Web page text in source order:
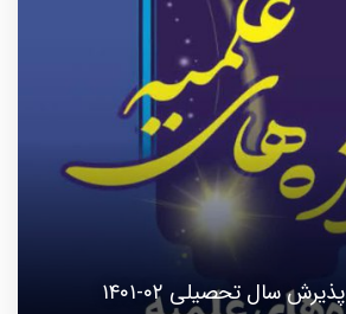
پذیرش سال تحصیلی ۰۲-۱۴۰۱